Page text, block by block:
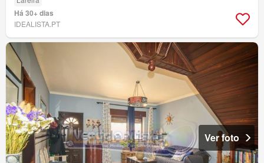
Há 30+ dias
IDEALISTA.PT
Ver foto